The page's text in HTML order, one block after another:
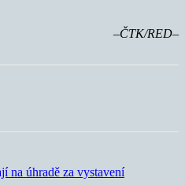
–ČTK/RED–
na úhradě za vystavení